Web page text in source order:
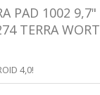
PAD 1002
TERRA
4,0!